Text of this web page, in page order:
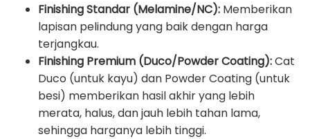
Finishing Standar (Melamine/NC): Memberikan
lapisan pelindung yang baik dengan harga
terjangkau.
Finishing Premium (Duco/Powder Coating):Cat
Duco (untuk kayu) dan Powder Coating (untuk
besi) memberikan hasil akhir yang lebih
merata, halus, dan jauh lebih tahan lama,
sehingga harganya lebih tinggi.